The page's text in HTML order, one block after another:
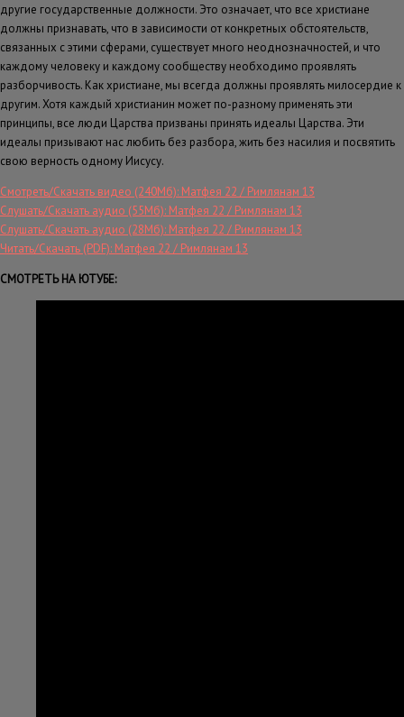
другие государственные должности. Это означает, что все христиане
должны признавать, что в зависимости от конкретных обстоятельств,
связанных с этими сферами, существует много неоднозначностей, и что
каждому человеку и каждому сообществу необходимо проявлять
разборчивость. Как христиане, мы всегда должны проявлять милосердие к
другим. Хотя каждый христианин может по-разному применять эти
принципы, все люди Царства призваны принять идеалы Царства. Эти
идеалы призывают нас любить без разбора, жить без насилия и посвятить
свою верность одному Иисусу.
Смотреть/Скачать видео (240Мб): Матфея 22 / Римлянам 13
Слушать/Скачать аудио (55Мб): Матфея 22 / Римлянам 13
Слушать/Скачать аудио (28Мб): Матфея 22 / Римлянам 13
Читать/Скачать (PDF): Матфея 22 / Римлянам 13
СМОТРЕТЬ НА ЮТУБЕ: